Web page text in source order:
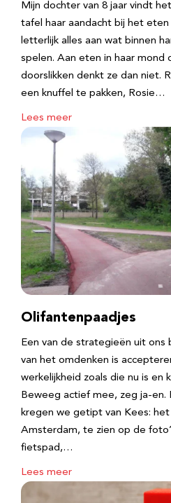
Mijn dochter van 8 jaar vindt
tafel haar aandacht bij het
letterlijk alles aan wat binnen
spelen. Aan eten in haar mond
doorslikken denkt ze dan niet.
een knuffel te pakken, Rosie…
Lees meer
Olifantenpaadjes
Een van de strategieën uit ons
van het omdenken is
werkelijkheid zoals die nu is en
Beweeg actief mee, zeg ja-en.
kregen we getipt van Kees:
Amsterdam, te zien op de
fietspad,…
Lees meer